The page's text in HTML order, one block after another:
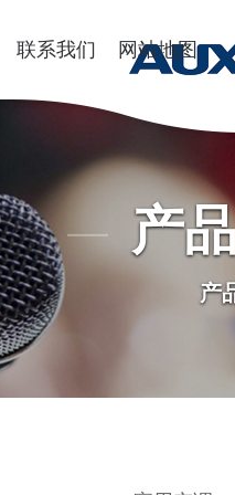
联系我们 网站地图
产
产